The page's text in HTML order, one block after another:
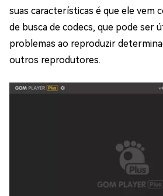
suas características é que ele vem
de busca de codecs, que pode ser
problemas ao reproduzir
outros reprodutores.